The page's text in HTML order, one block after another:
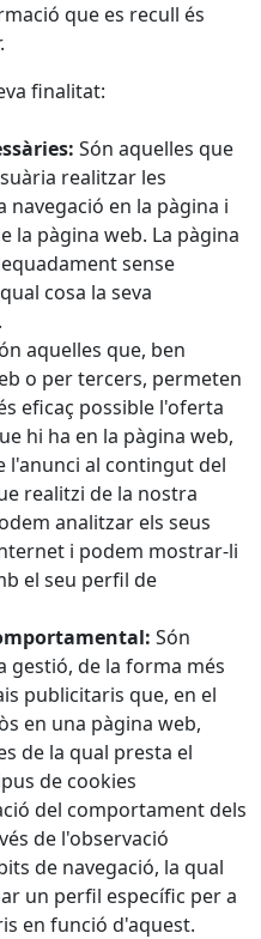
que es recull és
finalitat:
Són aquelles que
realitzar les
navegació en la pàgina i
la pàgina web. La pàgina
sense
cosa la seva
aquelles que, ben
o per tercers, permeten
eficaç possible l'oferta
hi ha en la pàgina web,
l'anunci al contingut del
realitzi de la nostra
analitzar els seus
i podem mostrar-li
el seu perfil de
Són
gestió, de la forma més
publicitaris que, en el
en una pàgina web,
de la qual presta el
de cookies
del comportament dels
de l'observació
de navegació, la qual
un perfil específic per a
en funció d'aquest.